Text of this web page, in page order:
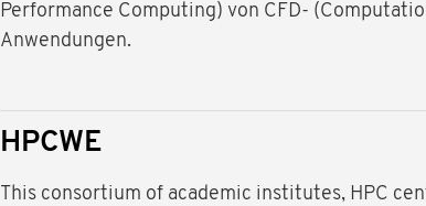
Performance Computing) von CFD-
Anwendungen.
HPCWE
This consortium of academic institutes, HPC